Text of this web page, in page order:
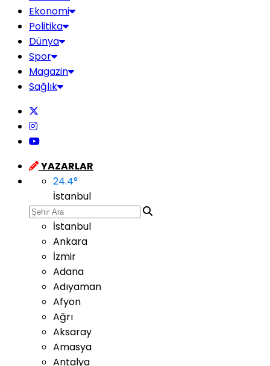
Ekonomi
Politika
Dünya
Spor
Magazin
Sağlık
YAZARLAR
24.4°
İstanbul
İstanbul
Ankara
İzmir
Adana
Adıyaman
Afyon
Ağrı
Aksaray
Amasya
Antalya